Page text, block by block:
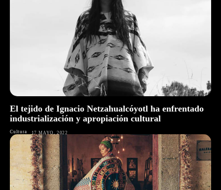
El tejido de Ignacio Netzahualcóyotl ha enfrentado
industrialización y apropiación cultural
Cultura 17 MAYO, 2022